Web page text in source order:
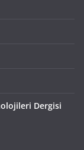
Dergisi